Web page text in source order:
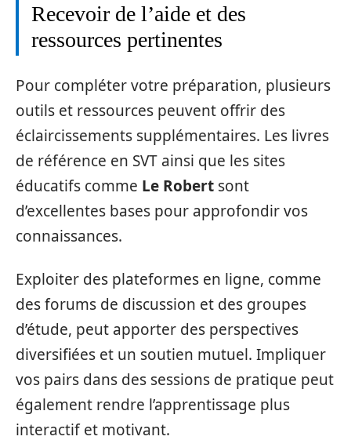
Recevoir de l’aide et des
ressources pertinentes
Pour compléter votre préparation, plusieurs
outils et ressources peuvent offrir des
éclaircissements supplémentaires. Les livres
de référence en SVT ainsi que les sites
éducatifs comme Le Robert sont
d’excellentes bases pour approfondir vos
connaissances.
Exploiter des plateformes en ligne, comme
des forums de discussion et des groupes
d’étude, peut apporter des perspectives
diversifiées et un soutien mutuel. Impliquer
vos pairs dans des sessions de pratique peut
également rendre l’apprentissage plus
interactif et motivant.